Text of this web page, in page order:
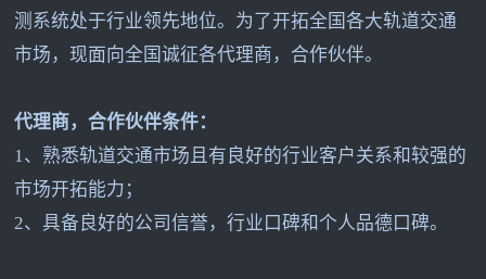
测系统处于行业领先地位。为了开拓全国各大轨道交通
市场，现面向全国诚征各代理商，合作伙伴。
代理商，合作伙伴条件：
1、熟悉轨道交通市场且有良好的行业客户关系和较强的
市场开拓能力；
2、具备良好的公司信誉，行业口碑和个人品德口碑。